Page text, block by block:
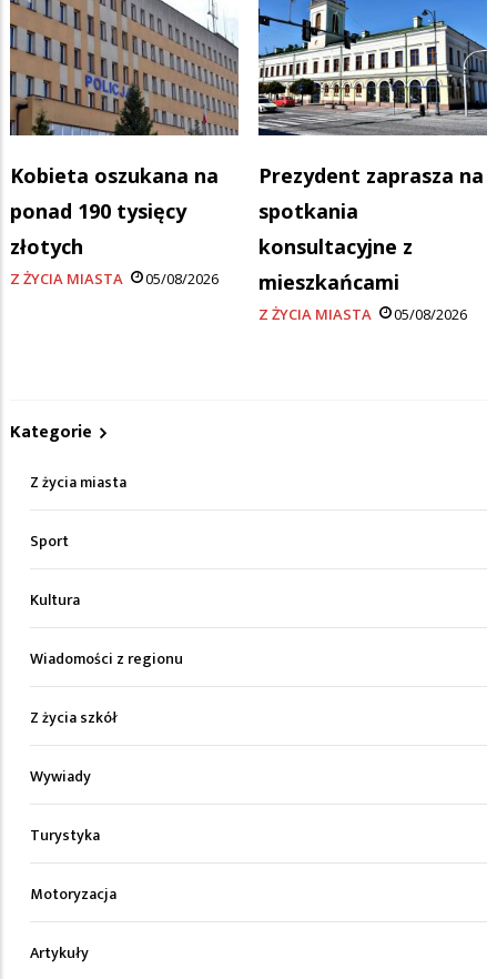
Kobieta oszukana na
ponad 190 tysięcy
złotych
Z ŻYCIA MIASTA 05/08/2026
Prezydent zaprasza na
spotkania
konsultacyjne z
mieszkańcami
Z ŻYCIA MIASTA 05/08/2026
Kategorie
Z życia miasta
Sport
Kultura
Wiadomości z regionu
Z życia szkół
Wywiady
Turystyka
Motoryzacja
Artykuły